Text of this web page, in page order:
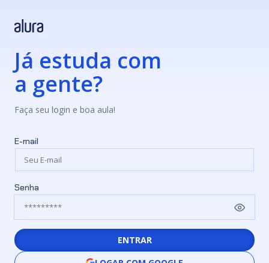
Já estuda com
a gente?
Faça seu login e boa aula!
E-mail
Senha
ENTRAR